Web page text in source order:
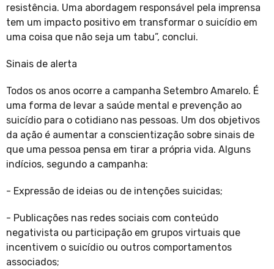
resistência. Uma abordagem responsável pela imprensa
tem um impacto positivo em transformar o suicídio em
uma coisa que não seja um tabu”, conclui.
Sinais de alerta
Todos os anos ocorre a campanha Setembro Amarelo. É
uma forma de levar a saúde mental e prevenção ao
suicídio para o cotidiano nas pessoas. Um dos objetivos
da ação é aumentar a conscientização sobre sinais de
que uma pessoa pensa em tirar a própria vida. Alguns
indícios, segundo a campanha:
- Expressão de ideias ou de intenções suicidas;
- Publicações nas redes sociais com conteúdo
negativista ou participação em grupos virtuais que
incentivem o suicídio ou outros comportamentos
associados;